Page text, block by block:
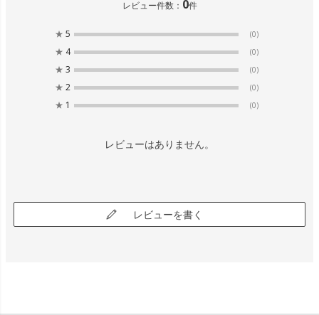
レビュー件数： 0件
★ 5 (0)
★ 4 (0)
★ 3 (0)
★ 2 (0)
★ 1 (0)
レビューはありません。
レビューを書く